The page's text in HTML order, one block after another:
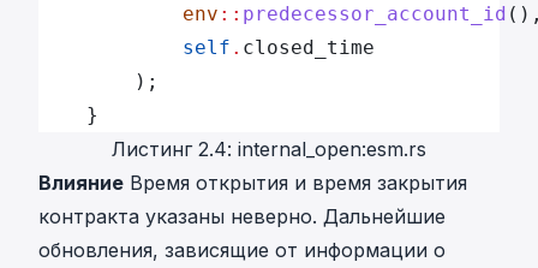
            env
:: predecessor_account_id
            self
. closed_time
        );
    }
Листинг 2.4: internal_open:esm.rs
Влияние Время открытия и время закрытия
контракта указаны неверно. Дальнейшие
обновления, зависящие от информации о